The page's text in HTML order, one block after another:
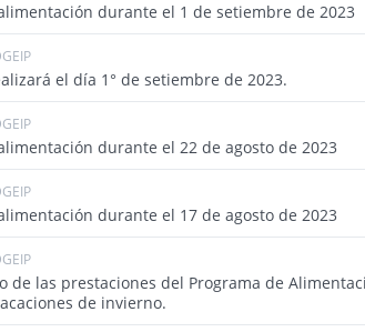
durante el 1 de setiembre de 2023
el día 1° de setiembre de 2023.
durante el 22 de agosto de 2023
durante el 17 de agosto de 2023
de las prestaciones del Programa de
de invierno.